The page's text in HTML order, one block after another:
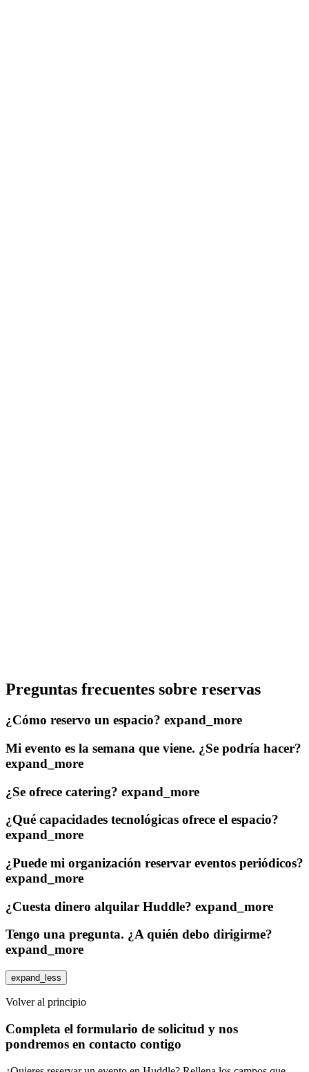
Preguntas frecuentes sobre reservas
¿Cómo reservo un espacio? expand_more
Mi evento es la semana que viene. ¿Se podría hacer?
expand_more
¿Se ofrece catering? expand_more
¿Qué capacidades tecnológicas ofrece el espacio?
expand_more
¿Puede mi organización reservar eventos periódicos?
expand_more
¿Cuesta dinero alquilar Huddle? expand_more
Tengo una pregunta. ¿A quién debo dirigirme?
expand_more
expand_less
Volver al principio
Completa el formulario de solicitud y nos
pondremos en contacto contigo